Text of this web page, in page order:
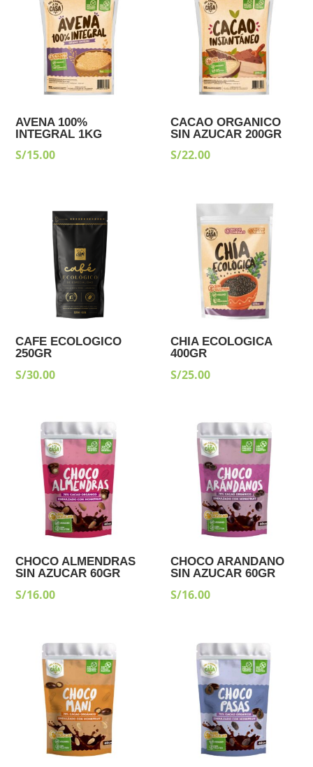
AVENA 100%
INTEGRAL 1KG
S/15.00
CACAO ORGANICO
SIN AZUCAR 200GR
S/22.00
CAFE ECOLOGICO
250GR
S/30.00
CHIA ECOLOGICA
400GR
S/25.00
CHOCO ALMENDRAS
SIN AZUCAR 60GR
S/16.00
CHOCO ARANDANO
SIN AZUCAR 60GR
S/16.00